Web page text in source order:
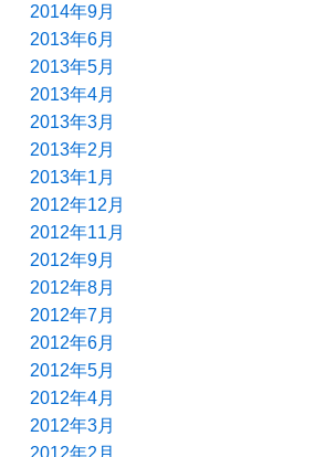
2014年9月
2013年6月
2013年5月
2013年4月
2013年3月
2013年2月
2013年1月
2012年12月
2012年11月
2012年9月
2012年8月
2012年7月
2012年6月
2012年5月
2012年4月
2012年3月
2012年2月